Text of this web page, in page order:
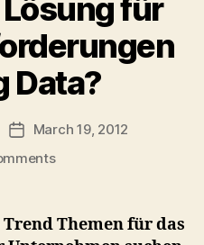
Lösung für
Data?
PostMarch 19, 2012
on
die
Lösung
Themen für das